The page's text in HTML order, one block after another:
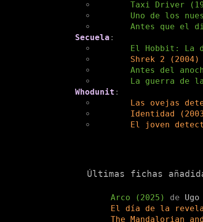
Taxi Driver
Uno de los
Antes que el
Secuela :
El Hobbit: La
Shrek 2 (2004)
Antes del
La guerra de
Whodunit :
Las ovejas
Identidad
El joven
Últimas fichas
Arco (2025) de
El día de la
The Mandalorian